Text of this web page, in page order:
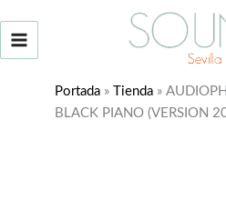
Portada » Tienda »
BLACK PIANO (VERSION